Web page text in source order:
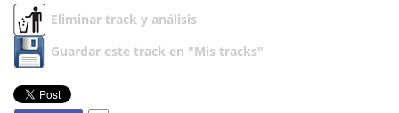
Eliminar track y análisis
Guardar este track en "Mis tracks"